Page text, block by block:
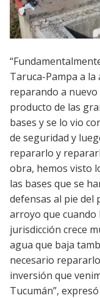
Taruca-Pampa a
reparando a
producto de las
bases y se lo vio
de seguridad y
repararlo y
obra, hemos visto
las bases que se
defensas al pie del
arroyo que cuando
jurisdicción crece
agua que baja
necesario
inversión que
Tucumán”,